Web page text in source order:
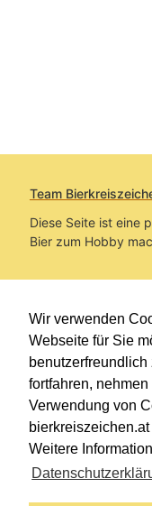
Wir verwenden
Webseite für Sie
fortfahren,
Verwendung von
Weitere
Team
Diese Seite ist eine
Bier zum Hobby
Sie befinden sich
im Pfad:Übers Bier
Erstellt: 2012-10-05
Links
Impressum